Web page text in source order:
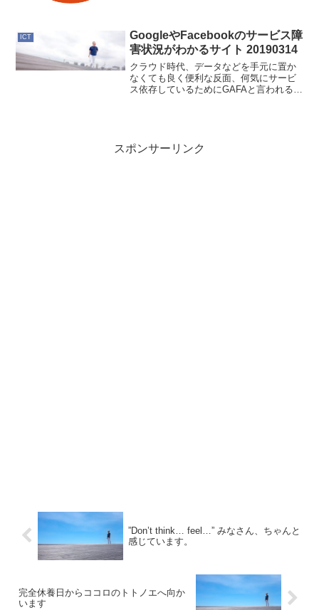
ICT
GoogleやFacebookのサービス障
害状況がわかるサイト 20190314
クラウド時代、データなどを手元に置か
なくても良く便利な反面、何気にサービ
ス依存しているためにGAFAと言われるよ
スポンサーリンク
”Don’t think… feel…” みなさん、ちゃんと
感じています。
完全休養日からココロのトトノエへ向か
います